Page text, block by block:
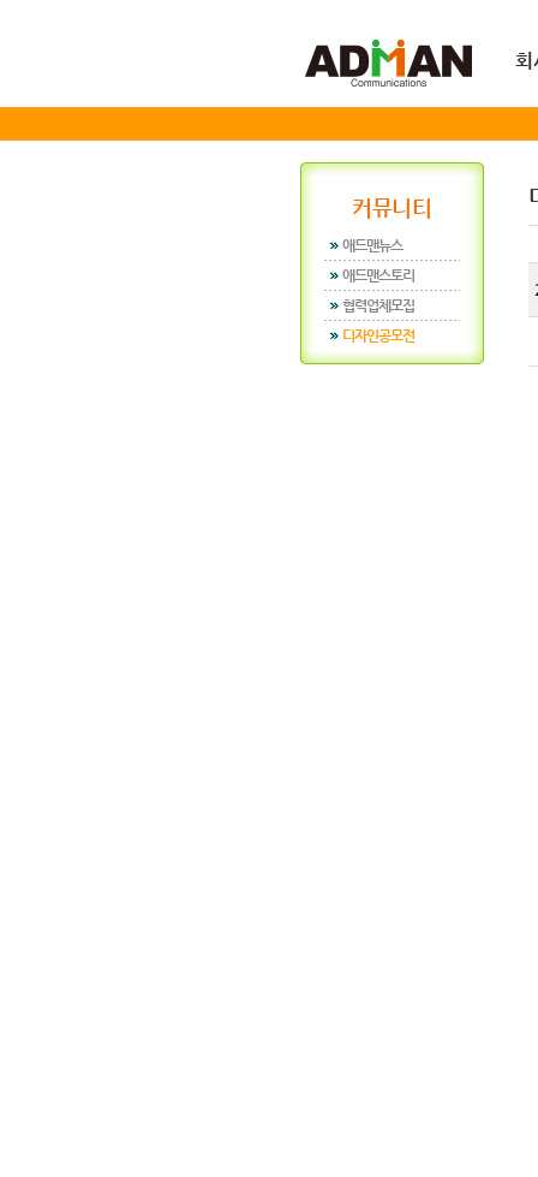
회
커뮤니티
애드맨뉴스
애드맨스토리
협력업체모집
디자인공모전